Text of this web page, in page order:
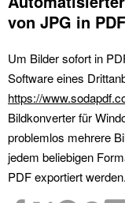
von JPG in PDF
Um Bilder sofort in
Software eines
https://
Bildkonverter für
problemlos mehrere
jedem beliebigen
PDF exportiert werden.